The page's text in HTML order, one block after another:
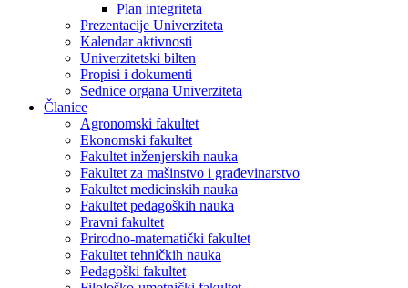
Plan integriteta
Prezentacije Univerziteta
Kalendar aktivnosti
Univerzitetski bilten
Propisi i dokumenti
Sednice organa Univerziteta
Članice
Agronomski fakultet
Ekonomski fakultet
Fakultet inženjerskih nauka
Fakultet za mašinstvo i građevinarstvo
Fakultet medicinskih nauka
Fakultet pedagoških nauka
Pravni fakultet
Prirodno-matematički fakultet
Fakultet tehničkih nauka
Pedagoški fakultet